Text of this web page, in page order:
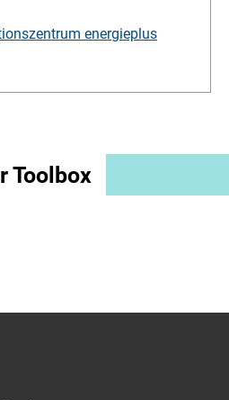
energieplus
Toolbox